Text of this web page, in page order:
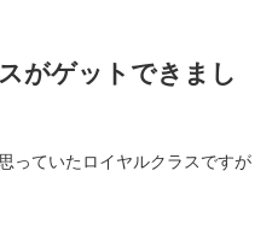
がゲットできまし
っていたロイヤルクラスですが